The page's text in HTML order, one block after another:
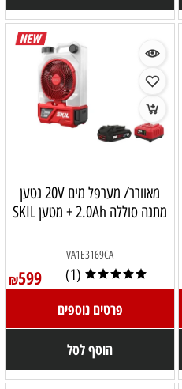
מאוורר/ מערפל מים 20V נטען
מתנה סוללה 2.0Ah + מטען SKIL
VA1E3169CA
₪599 (1)
פרטים נוספים
הוסף לסל